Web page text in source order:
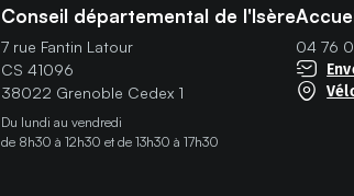
Conseil départemental de l'Isère
7 rue Fantin Latour
CS 41096
38022 Grenoble Cedex 1
Du lundi au vendredi
de 8h30 à 12h30 et de 13h30 à 17h30
04 76